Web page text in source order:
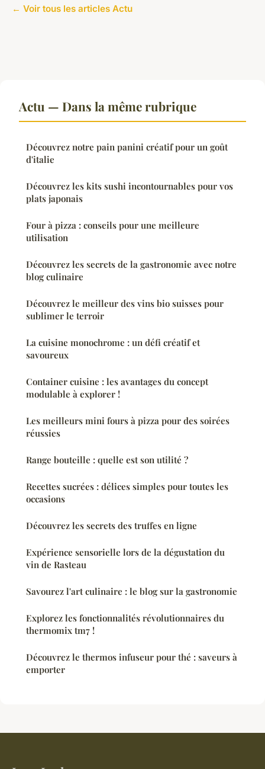
← Voir tous les articles Actu
Actu — Dans la même rubrique
Découvrez notre pain panini créatif pour un goût
d'italie
Découvrez les kits sushi incontournables pour vos
plats japonais
Four à pizza : conseils pour une meilleure
utilisation
Découvrez les secrets de la gastronomie avec notre
blog culinaire
Découvrez le meilleur des vins bio suisses pour
sublimer le terroir
La cuisine monochrome : un défi créatif et
savoureux
Container cuisine : les avantages du concept
modulable à explorer !
Les meilleurs mini fours à pizza pour des soirées
réussies
Range bouteille : quelle est son utilité ?
Recettes sucrées : délices simples pour toutes les
occasions
Découvrez les secrets des truffes en ligne
Expérience sensorielle lors de la dégustation du
vin de Rasteau
Savourez l'art culinaire : le blog sur la gastronomie
Explorez les fonctionnalités révolutionnaires du
thermomix tm7 !
Découvrez le thermos infuseur pour thé : saveurs à
emporter